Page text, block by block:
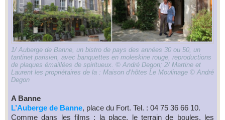
1/ Auberge de Banne, un bistro de pays des années 30 ou 50, un
tantinet parisien, avec banquettes en moleskine rouge, reproductions
de plaques émaillées de spiritueux. © André Degon; 2/ Martine et
Laurent les propriétaires de la : Maison d’hôtes Le Moulinage © André
Degon
A Banne
L’Auberge de Banne, place du Fort. Tel. : 04 75 36 66 10.
Comme dans les films : la place, le terrain de boules, les